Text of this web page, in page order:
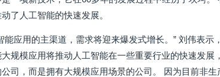
了人工智能的快速发展。
能应用的主渠道，需求将迎来爆发式增长。” 刘伟表
规模应用将推动人工智能在一些重要行业的快速发
司，而是拥有大规模应用场景的公司。 因为目前非